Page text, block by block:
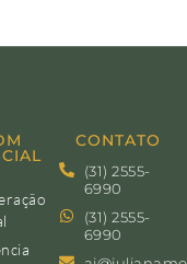
CONTATO
(31) 2555-
6990
(31) 2555-
6990